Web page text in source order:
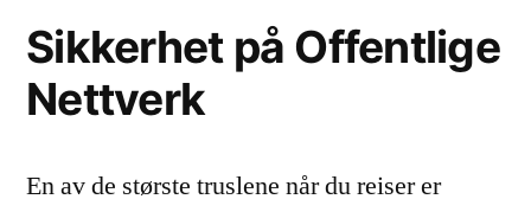
Sikkerhet på Offentlige
Nettverk
En av de største truslene når du reiser er